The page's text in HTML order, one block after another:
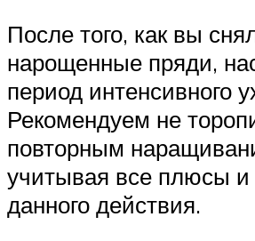
После того, как вы
нарощенные пряди,
период интенсивного
Рекомендуем не
повторным
учитывая все плюсы
данного действия.